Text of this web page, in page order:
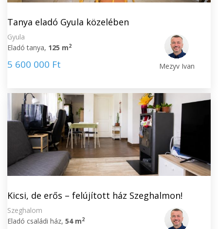
Tanya eladó Gyula közelében
Gyula
Eladó tanya, 125 m2
5 600 000 Ft Mezyv Ivan
Kicsi, de erős – felújított ház Szeghalmon!
Szeghalom
Eladó családi ház, 54 m2